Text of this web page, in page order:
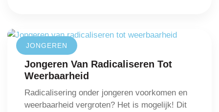
JONGEREN
Jongeren Van Radicaliseren Tot
Weerbaarheid
Radicalisering onder jongeren voorkomen en
weerbaarheid vergroten? Het is mogelijk! Dit